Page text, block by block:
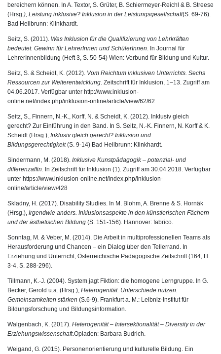
bereichern können. In A. Textor, S. Grüter, B. Schiermeyer-Reichl & B. Streese
(Hrsg.), Leistung inklusive? Inklusion in der Leistungsgesellschaft(S. 69-76).
Bad Heilbrunn: Klinkhardt.
Seitz, S. (2011). Was Inklusion für die Qualifizierung von Lehrkräften
bedeutet. Gewinn für LehrerInnen und SchülerInnen. In Journal für
LehrerInnenbildung (Heft 3, S. 50-54) Wien: Verbund für Bildung und Kultur.
Seitz, S. & Scheidt, K. (2012). Vom Reichtum inklusiven Unterrichts. Sechs
Ressourcen zur Weiterentwicklung. Zeitschrift für Inklusion, 1–13. Zugriff am
04.06.2017. Verfügbar unter http://www.inklusion-
online.net/index.php/inklusion-online/article/view/62/62
Seitz, S., Finnern, N.-K., Korff, N. & Scheidt, K. (2012). Inklusiv gleich
gerecht? Zur Einführung in den Band. In S. Seitz, N.-K. Finnern, N. Korff & K.
Scheidt (Hrsg.), Inklusiv gleich gerecht? Inklusion und
Bildungsgerechtigkeit(S. 9-14) Bad Heilbrunn: Klinkhardt.
Sindermann, M. (2018). Inklusive Kunstpädagogik – potenzial- und
differenzaffin. In Zeitschrift für Inklusion (1). Zugriff am 30.04.2018. Verfügbar
unter https://www.inklusion-online.net/index.php/inklusion-
online/article/view/428
Skladny, H. (2017). Disability Studies. In M. Blohm, A. Brenne & S. Hornäk
(Hrsg.), Irgendwie anders. Inklusionsaspekte in den künstlerischen Fächern
und der ästhetischen Bildung (S. 151-156). Hannover: fabrico.
Sonntag, M. & Veber, M. (2014). Die Arbeit in multiprofessionellen Teams als
Herausforderung und Chancen – ein Dialog über den Tellerrand. In
Erziehung und Unterricht, Österreichische Pädagogische Zeitschrift (164, H.
3-4, S. 288-296).
Tillmann, K.-J. (2004). System jagt Fiktion: die homogene Lerngruppe. In G.
Becker, Gerold u.a. (Hrsg.), Heterogenität. Unterschiede nutzen.
Gemeinsamkeiten stärken (S.6-9). Frankfurt a. M.: Leibniz-Institut für
Bildungsforschung und Bildungsinformation.
Walgenbach, K. (2017). Heterogenität – Intersektionalität – Diversity in der
Erziehungswissenschaft.Opladen: Barbara Budrich.
Weigand, G. (2015). Personenorientierung und kulturelle Bildung. Ein